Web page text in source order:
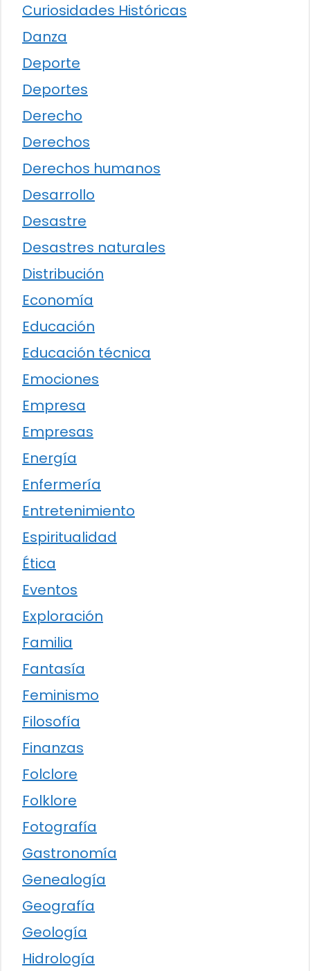
Curiosidades Históricas
Danza
Deporte
Deportes
Derecho
Derechos
Derechos humanos
Desarrollo
Desastre
Desastres naturales
Distribución
Economía
Educación
Educación técnica
Emociones
Empresa
Empresas
Energía
Enfermería
Entretenimiento
Espiritualidad
Ética
Eventos
Exploración
Familia
Fantasía
Feminismo
Filosofía
Finanzas
Folclore
Folklore
Fotografía
Gastronomía
Genealogía
Geografía
Geología
Hidrología